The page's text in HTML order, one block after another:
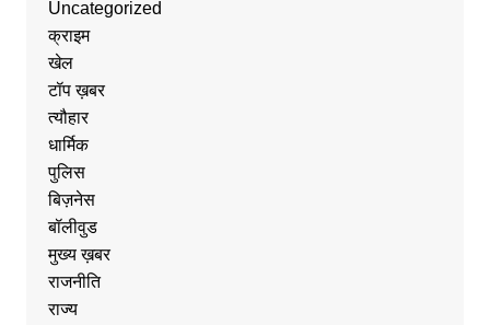
Uncategorized
क्राइम
खेल
टॉप ख़बर
त्यौहार
धार्मिक
पुलिस
बिज़नेस
बॉलीवुड
मुख्य ख़बर
राजनीति
राज्य